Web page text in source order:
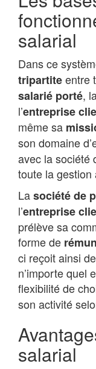
salarial
Dans ce
tripartiteentre
salarié porté,
l’entreprise
même sa
son domaine
avec la société
toute la gestion
Lasociété de
l’entreprise
prélève sa
forme de
ci reçoit ainsi
n’importe quel
flexibilité de
son activité
salarial